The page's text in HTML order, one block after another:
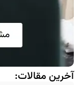
آخرین مقالات: